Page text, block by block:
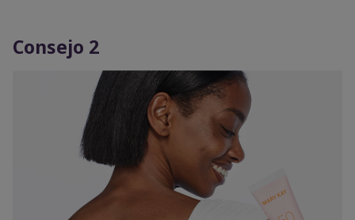
Consejo 2